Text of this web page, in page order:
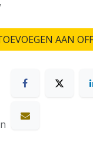
AAN